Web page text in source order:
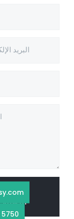
إرسال
الرسالة
5750